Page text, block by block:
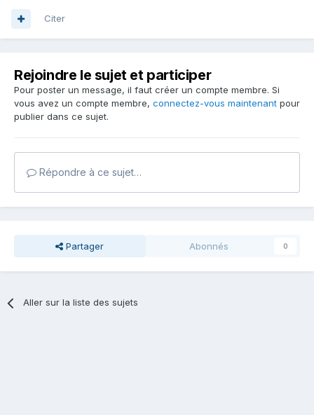
Citer
Rejoindre le sujet et participer
Pour poster un message, il faut créer un compte membre. Si
vous avez un compte membre, connectez-vous maintenant pour
publier dans ce sujet.
Répondre à ce sujet…
Partager Abonnés 0
Aller sur la liste des sujets